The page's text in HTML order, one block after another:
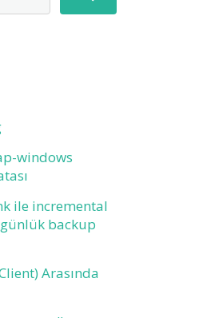
windows
ile incremental
backup
Arasında